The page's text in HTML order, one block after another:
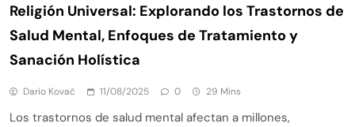
Religión Universal: Explorando los Trastornos de
Salud Mental, Enfoques de Tratamiento y
Sanación Holística
Dario Kovač 11/08/2025 0 29 Mins
Los trastornos de salud mental afectan a millones,